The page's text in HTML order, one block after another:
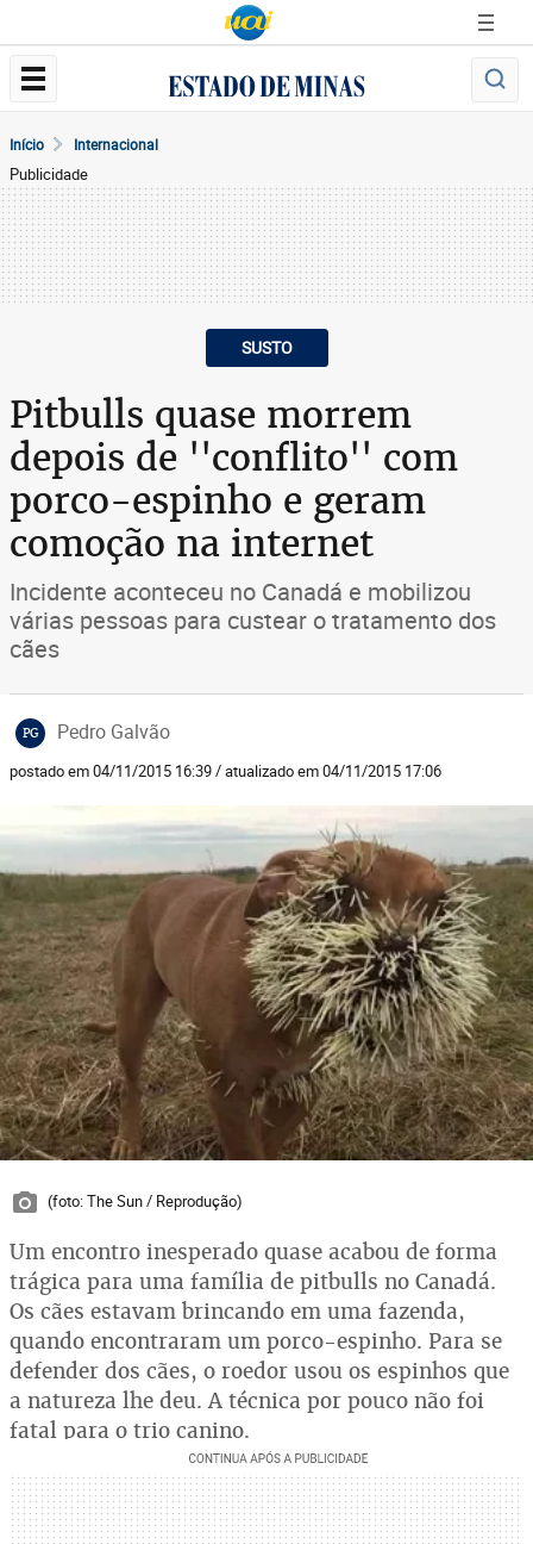
Início Internacional
Publicidade
SUSTO
Pitbulls quase morrem
depois de ''conflito'' com
porco-espinho e geram
comoção na internet
Incidente aconteceu no Canadá e mobilizou
várias pessoas para custear o tratamento dos
cães
PG Pedro Galvão
postado em 04/11/2015 16:39 / atualizado em 04/11/2015 17:06
(foto: The Sun / Reprodução)
Um encontro inesperado quase acabou de forma
trágica para uma família de pitbulls no Canadá.
Os cães estavam brincando em uma fazenda,
quando encontraram um porco-espinho. Para se
defender dos cães, o roedor usou os espinhos que
a natureza lhe deu. A técnica por pouco não foi
fatal para o trio canino.